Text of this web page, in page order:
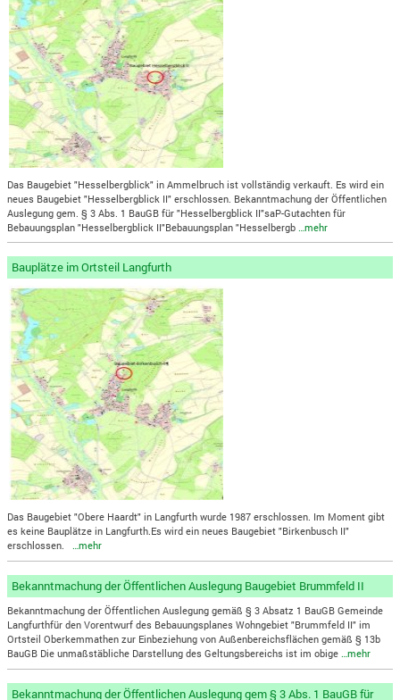
Das Baugebiet "Hesselbergblick" in Ammelbruch ist vollständig verkauft. Es wird ein
neues Baugebiet "Hesselbergblick II" erschlossen. Bekanntmachung der Öffentlichen
Auslegung gem. § 3 Abs. 1 BauGB für "Hesselbergblick II"saP-Gutachten für
Bebauungsplan "Hesselbergblick II"Bebauungsplan "Hesselbergb…mehr
Bauplätze im Ortsteil Langfurth
Das Baugebiet "Obere Haardt" in Langfurth wurde 1987 erschlossen. Im Moment gibt
es keine Bauplätze in Langfurth.Es wird ein neues Baugebiet "Birkenbusch II"
erschlossen.…mehr
Bekanntmachung der Öffentlichen Auslegung Baugebiet Brummfeld II
Bekanntmachung der Öffentlichen Auslegung gemäß § 3 Absatz 1 BauGB Gemeinde
Langfurthfür den Vorentwurf des Bebauungsplanes Wohngebiet "Brummfeld II" im
Ortsteil Oberkemmathen zur Einbeziehung von Außenbereichsflächen gemäß § 13b
BauGB Die unmaßstäbliche Darstellung des Geltungsbereichs ist im obige…mehr
Bekanntmachung der Öffentlichen Auslegung gem § 3 Abs. 1 BauGB für